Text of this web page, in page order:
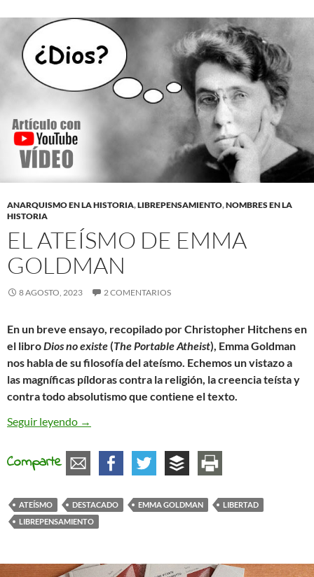
ANARQUISMO EN LA HISTORIA,LIBREPENSAMIENTO,NOMBRES EN LA
HISTORIA
EL ATEÍSMO DE EMMA
GOLDMAN
8 AGOSTO, 2023 2 COMENTARIOS
En un breve ensayo, recopilado por Christopher Hitchens en
el libroDios no existe(The Portable Atheist), Emma Goldman
nos habla de su filosofía del ateísmo. Echemos un vistazo a
las magníficas píldoras contra la religión, la creencia teísta y
contra todo absolutismo que contiene el texto.
Seguir leyendo El ateísmo de Emma Goldman
→
Comparte
ATEÍSMO DESTACADO EMMA GOLDMAN
LIBERTAD
LIBREPENSAMIENTO